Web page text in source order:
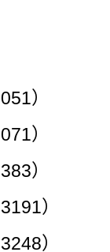
）
）
）
）
）